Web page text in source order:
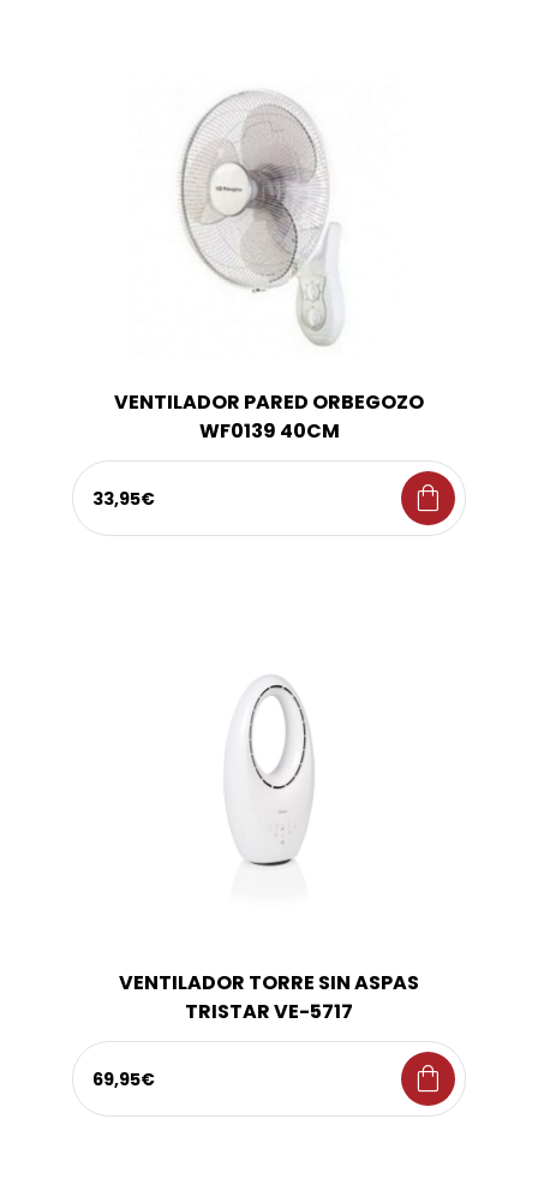
VENTILADOR PARED ORBEGOZO
WF0139 40CM
33,95€ shopping_bag
VENTILADOR TORRE SIN ASPAS
TRISTAR VE-5717
69,95€ shopping_bag